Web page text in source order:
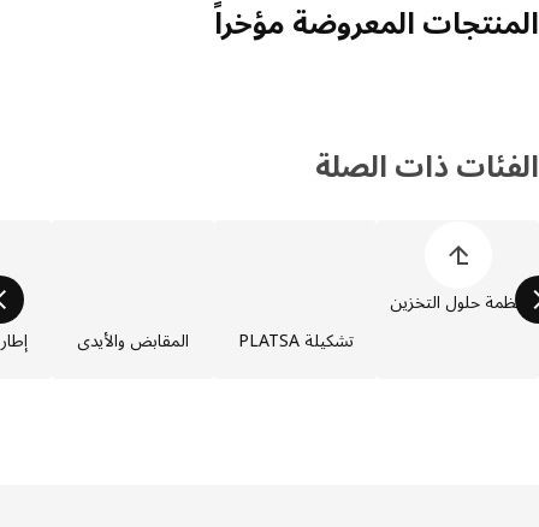
المعروضة مؤخراً
ذات الصلة
حلول التخزين
تشكيلة PLATSA
المقابض والأيدي إطارات PLATSA